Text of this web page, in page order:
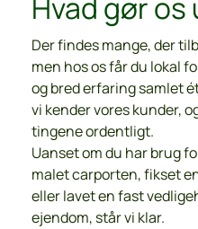
Hvad gør os
Der findes mange, der
men hos os får du lokal
og bred erfaring samlet
vi kender vores kunder,
tingene ordentligt.
Uanset om du har brug
malet carporten, fikset
eller lavet en fast
ejendom, står vi klar.